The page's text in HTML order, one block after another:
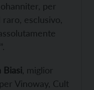
per
esclusivo,
Biasi , miglior
Vinoway, Cult